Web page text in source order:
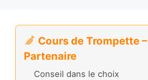
Cours de Trompette –
Partenaire
Conseil dans le choix